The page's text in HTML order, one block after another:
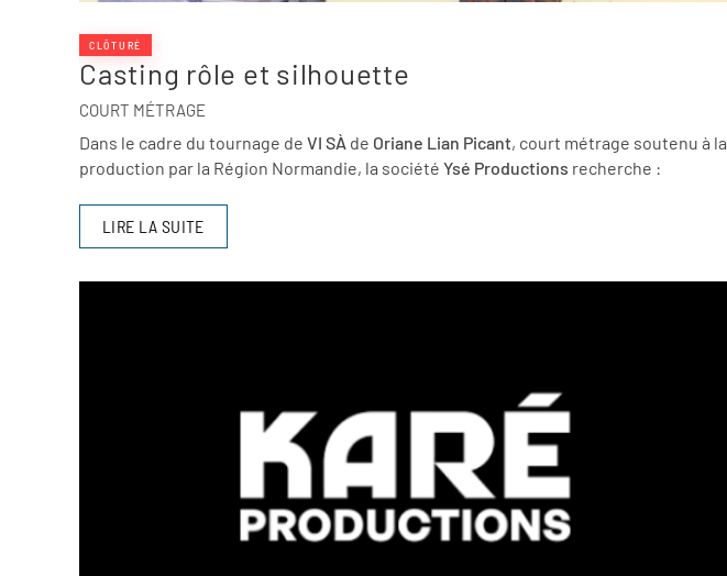
CLÔTURÉ
Casting rôle et silhouette
COURT MÉTRAGE
Dans le cadre du tournage de VI SÀ de Oriane Lian Picant, court métrage soutenu à la
production par la Région Normandie, la société Ysé Productions recherche :
LIRE LA SUITE